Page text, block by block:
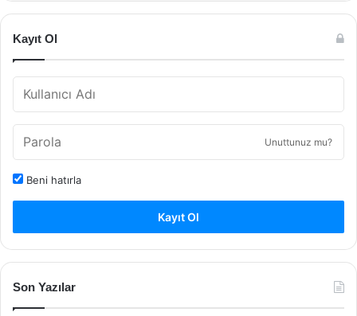
Kayıt Ol
Unuttunuz mu?
Beni hatırla
Kayıt Ol
Son Yazılar